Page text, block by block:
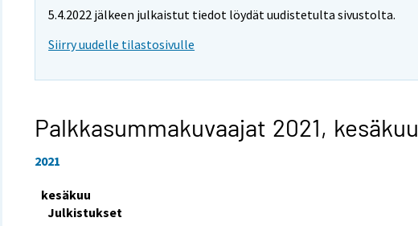
5.4.2022 jälkeen julkaistut tiedot löydät uudistetulta sivustolta.
Siirry uudelle tilastosivulle
Palkkasummakuvaajat 2021, kesäkuu
2021
kesäkuu
Julkistukset